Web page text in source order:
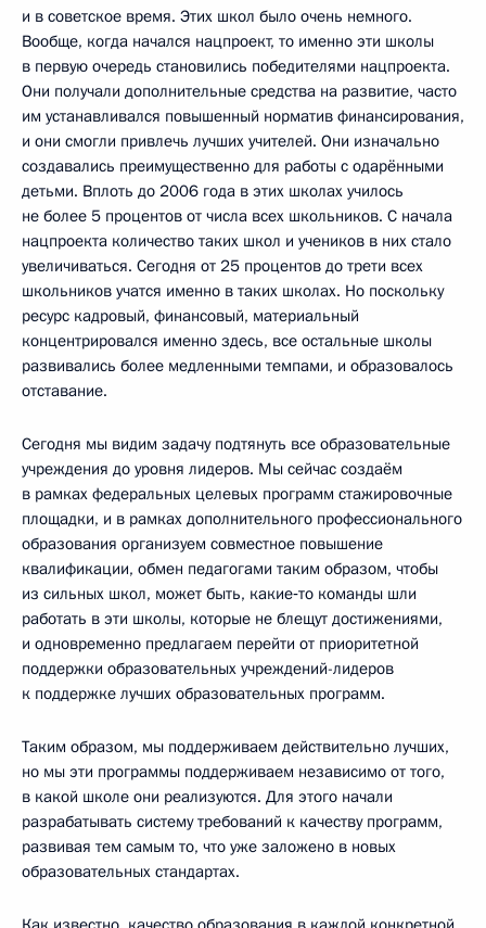
и в советское время. Этих школ было очень немного.
Вообще, когда начался нацпроект, то именно эти школы
в первую очередь становились победителями нацпроекта.
Они получали дополнительные средства на развитие, часто
им устанавливался повышенный норматив финансирования,
и они смогли привлечь лучших учителей. Они изначально
создавались преимущественно для работы с одарёнными
детьми. Вплоть до 2006 года в этих школах училось
не более 5 процентов от числа всех школьников. С начала
нацпроекта количество таких школ и учеников в них стало
увеличиваться. Сегодня от 25 процентов до трети всех
школьников учатся именно в таких школах. Но поскольку
ресурс кадровый, финансовый, материальный
концентрировался именно здесь, все остальные школы
развивались более медленными темпами, и образовалось
отставание.
Сегодня мы видим задачу подтянуть все образовательные
учреждения до уровня лидеров. Мы сейчас создаём
в рамках федеральных целевых программ стажировочные
площадки, и в рамках дополнительного профессионального
образования организуем совместное повышение
квалификации, обмен педагогами таким образом, чтобы
из сильных школ, может быть, какие‑то команды шли
работать в эти школы, которые не блещут достижениями,
и одновременно предлагаем перейти от приоритетной
поддержки образовательных учреждений-лидеров
к поддержке лучших образовательных программ.
Таким образом, мы поддерживаем действительно лучших,
но мы эти программы поддерживаем независимо от того,
в какой школе они реализуются. Для этого начали
разрабатывать систему требований к качеству программ,
развивая тем самым то, что уже заложено в новых
образовательных стандартах.